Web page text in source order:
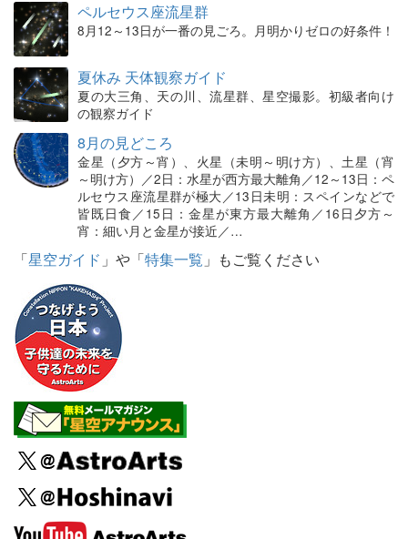
ペルセウス座流星群
8月12～13日が一番の見ごろ。月明かりゼロの好条件！
夏休み 天体観察ガイド
夏の大三角、天の川、流星群、星空撮影。初級者向け
の観察ガイド
8月の見どころ
金星（夕方～宵）、火星（未明～明け方）、土星（宵
～明け方）／2日：水星が西方最大離角／12～13日：ペ
ルセウス座流星群が極大／13日未明：スペインなどで
皆既日食／15日：金星が東方最大離角／16日夕方～
宵：細い月と金星が接近／…
「星空ガイド 」や「特集一覧 」もご覧ください